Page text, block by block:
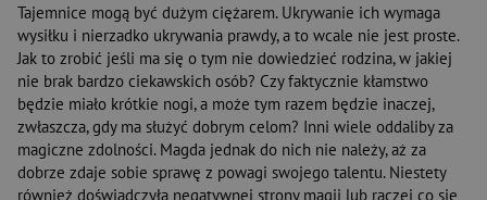
Tajemnice mogą być dużym ciężarem. Ukrywanie ich wymaga
wysiłku i nierzadko ukrywania prawdy, a to wcale nie jest proste.
Jak to zrobić jeśli ma się o tym nie dowiedzieć rodzina, w jakiej
nie brak bardzo ciekawskich osób? Czy faktycznie kłamstwo
będzie miało krótkie nogi, a może tym razem będzie inaczej,
zwłaszcza, gdy ma służyć dobrym celom? Inni wiele oddaliby za
magiczne zdolności. Magda jednak do nich nie należy, aż za
dobrze zdaje sobie sprawę z powagi swojego talentu. Niestety
również doświadczyła negatywnej strony magii lub raczej co się